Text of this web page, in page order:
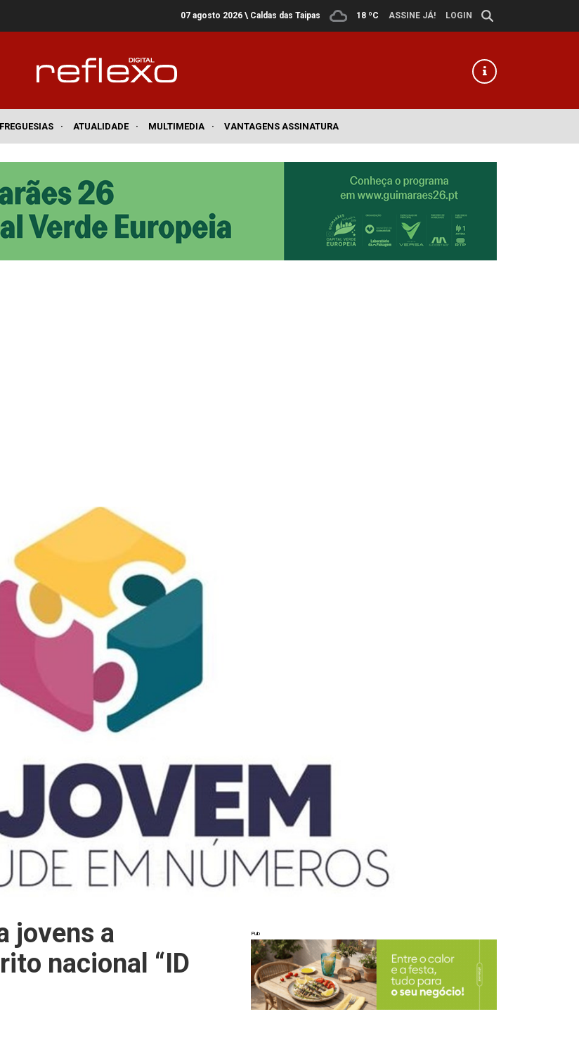
07 agosto 2026 \ Caldas das Taipas 18 ºC ASSINE JÁ! LOGIN
FREGUESIAS · ATUALIDADE · MULTIMEDIA · VANTAGENS ASSINATURA
jovens a
nacional “ID
Pub